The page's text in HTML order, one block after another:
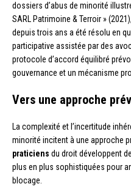
dossiers d’abus de minorité
SARL Patrimoine & Terroir »
depuis trois ans a été résolu en
participative assistée par des
protocole d’accord équilibré
gouvernance et un mécanisme
Vers une approche
La complexité et l’incertitude
minorité incitent à une approche
praticiens du droit développent
plus en plus sophistiquées pour
blocage.